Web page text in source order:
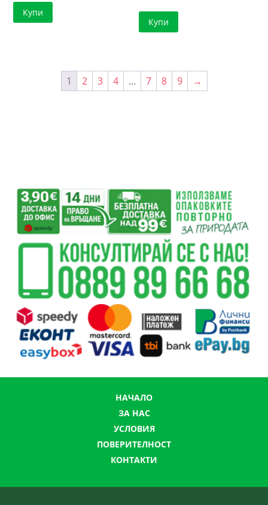
Купи
Купи
1 2 3 4 … 7 8 9 →
НАЧАЛО
ЗА НАС
УСЛОВИЯ
ПОВЕРИТЕЛНОСТ
КОНТАКТИ